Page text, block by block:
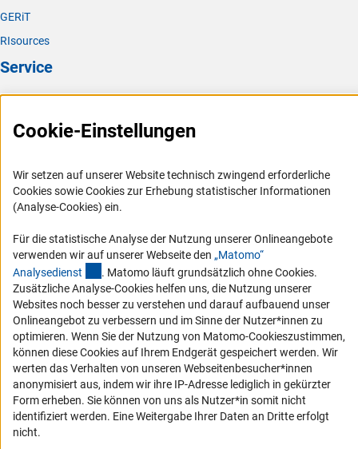
GERiT
RIsources
Service
Presse
FAQ
Logo und Corporate Design
RSS-Feeds
Vergabeverfahren
Barrierefreiheit
Service und Informationen für Menschen mit Behinderungen
Erklärung zur Barrierefreiheit
Barriere melden
DFG-aktuell
Erhalten Sie Neuigkeiten aus der DFG direkt in Ihr Mailpostfach oder
schauen Sie sich die Ausgaben online an.
Cookie-Einstellungen
Wir setzen auf unserer Website technisch zwingend erforderliche
Cookies sowie Cookies zur Erhebung statistischer Informationen
(Analyse-Cookies) ein.
Für die statistische Analyse der Nutzung unserer Onlineangebote
verwenden wir auf unserer Webseite den „Matomo“
Analysedienst (externer Link)
. Matomo läuft grundsätzlich ohne Cookies.
Zusätzliche Analyse-Cookies helfen uns, die Nutzung unserer
Websites noch besser zu verstehen und darauf aufbauend unser
Onlineangebot zu verbessern und im Sinne der Nutzer*innen zu
optimieren. Wenn Sie der Nutzung von Matomo-Cookieszustimmen,
können diese Cookies auf Ihrem Endgerät gespeichert werden. Wir
werten das Verhalten von unseren Webseitenbesucher*innen
anonymisiert aus, indem wir ihre IP-Adresse lediglich in gekürzter
Form erheben. Sie können von uns als Nutzer*in somit nicht
identifiziert werden. Eine Weitergabe Ihrer Daten an Dritte erfolgt
nicht.